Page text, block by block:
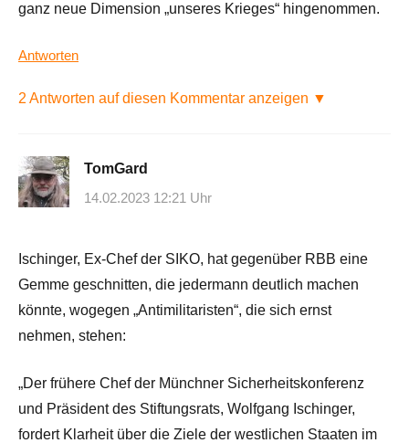
ganz neue Dimension „unseres Krieges“ hingenommen.
Antworten
2 Antworten auf diesen Kommentar anzeigen ▼
TomGard
14.02.2023 12:21 Uhr
Ischinger, Ex-Chef der SIKO, hat gegenüber RBB eine
Gemme geschnitten, die jedermann deutlich machen
könnte, wogegen „Antimilitaristen“, die sich ernst
nehmen, stehen:
„Der frühere Chef der Münchner Sicherheitskonferenz
und Präsident des Stiftungsrats, Wolfgang Ischinger,
fordert Klarheit über die Ziele der westlichen Staaten im